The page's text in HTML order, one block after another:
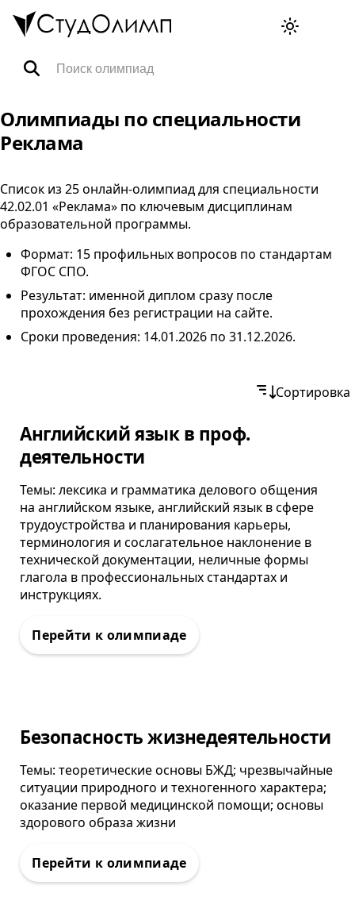
Олимпиады по специальности
Реклама
Список из 25 онлайн-олимпиад для специальности
42.02.01 «Реклама» по ключевым дисциплинам
образовательной программы.
Формат: 15 профильных вопросов по стандартам
ФГОС СПО.
Результат: именной диплом сразу после
прохождения без регистрации на сайте.
Сроки проведения: 14.01.2026 по 31.12.2026.
Сортировка
Олимпиада
Английский язык в проф.
деятельности
Темы: лексика и грамматика делового общения
на английском языке, английский язык в сфере
трудоустройства и планирования карьеры,
терминология и сослагательное наклонение в
технической документации, неличные формы
глагола в профессиональных стандартах и
инструкциях.
Олимпиада
Безопасность жизнедеятельности
Темы: теоретические основы БЖД; чрезвычайные
ситуации природного и техногенного характера;
оказание первой медицинской помощи; основы
здорового образа жизни
Тренажёры ВПР
FAQ
Корзина